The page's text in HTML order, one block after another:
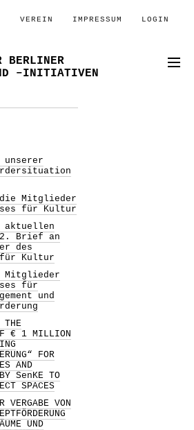
VEREIN IMPRESSUM LOGIN
BERLINER
–INITIATIVEN
Mitglieder
für Kultur
aktuellen
2. Brief an
des
für Kultur
Mitglieder
für
und
THE
€ 1 MILLION
FOR
AND
SenKE TO
SPACES
VERGABE VON
UND